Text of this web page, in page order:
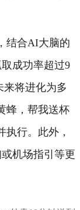
结合AI大脑的
成功率超过9
来将进化为多
蜂，帮我送杯
行。 此外，
机场指引等更